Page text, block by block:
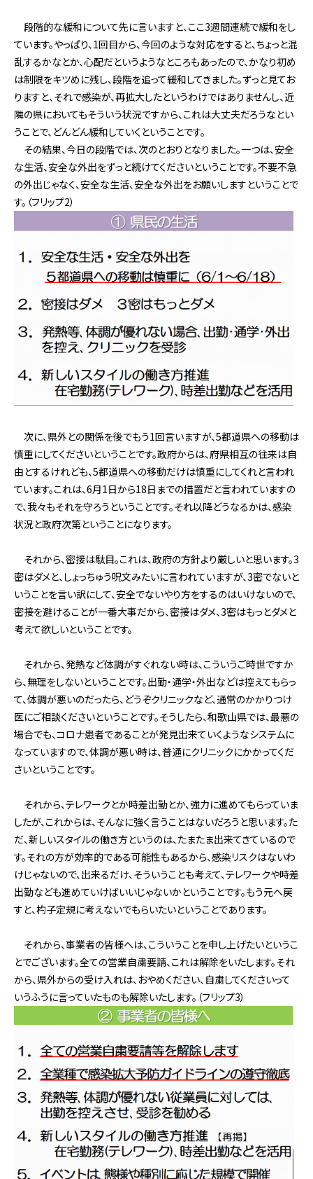
段階的な緩和について先に言いますと、ここ3週間連続で緩和をし
ています。やっぱり、1回目から、今回のような対応をすると、ちょっと混
乱するかなとか、心配だというようなところもあったので、かなり初め
は制限をキツめに残し、段階を追って緩和してきました。ずっと見てお
りますと、それで感染が、再拡大したというわけではありませんし、近
隣の県においてもそういう状況ですから、これは大丈夫だろうなとい
うことで、どんどん緩和していくということです。
その結果、今日の段階では、次のとおりとなりました。一つは、安全
な生活、安全な外出をずっと続けてくださいということです。不要不急
の外出じゃなく、安全な生活、安全な外出をお願いしますということで
す。（フリップ2）
次に、県外との関係を後でもう1回言いますが、5都道県への移動は
慎重にしてくださいということです。政府からは、府県相互の往来は自
由とするけれども、5都道県への移動だけは慎重にしてくれと言われ
ています。これは、6月1日から18日までの措置だと言われていますの
で、我々もそれを守ろうということです。それ以降どうなるかは、感染
状況と政府次第ということになります。
それから、密接は駄目。これは、政府の方針より厳しいと思います。3
密はダメと、しょっちゅう呪文みたいに言われていますが、3密でないと
いうことを言い訳にして、安全でないやり方をするのはいけないので、
密接を避けることが一番大事だから、密接はダメ、3密はもっとダメと
考えて欲しいということです。
それから、発熱など体調がすぐれない時は、こういうご時世ですか
ら、無理をしないということです。出勤・通学・外出などは控えてもらっ
て、体調が悪いのだったら、どうぞクリニックなど、通常のかかりつけ
医にご相談くださいということです。そうしたら、和歌山県では、最悪の
場合でも、コロナ患者であることが発見出来ていくようなシステムに
なっていますので、体調が悪い時は、普通にクリニックにかかってくだ
さいということです。
それから、テレワークとか時差出勤とか、強力に進めてもらっていま
したが、これからは、そんなに強く言うことはないだろうと思います。た
だ、新しいスタイルの働き方というのは、たまたま出来てきているので
す。それの方が効率的である可能性もあるから、感染リスクはないわ
けじゃないので、出来るだけ、そういうことも考えて、テレワークや時差
出勤なども進めていけばいいじゃないかということです。もう元へ戻
すと、杓子定規に考えないでもらいたいということであります。
それから、事業者の皆様へは、こういうことを申し上げたいというこ
とでございます。全ての営業自粛要請、これは解除をいたします。それ
から、県外からの受け入れは、おやめください、自粛してくださいって
いうふうに言っていたものも解除いたします。（フリップ3）